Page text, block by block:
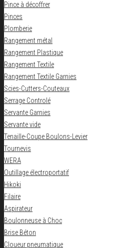
Pince à décoffrer
Pinces
Plomberie
Rangement métal
Rangement Plastique
Rangement Textile
Rangement Textile Garnies
Scies-Cutters-Couteaux
Serrage Controlé
Servante Garnies
Servante vide
Tenaille-Coupe Boulons-Levier
Tournevis
WERA
Outillage électroportatif
Hikoki
Filaire
Aspirateur
Boulonneuse à Choc
Brise Béton
Cloueur pneumatique